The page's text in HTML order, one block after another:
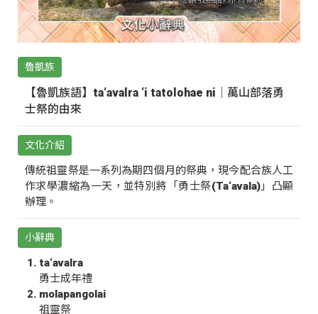
魯凱族
【魯凱族語】ta‘avalra ‘i tatolohae ni｜萬山部落勇
士祭的由來
文化介紹
傳統祖靈祭是一系列為期四個月的祭典，現今配合族人工
作求學濃縮為一天，並特別將「勇士祭(Ta‘avala)」凸顯
辦理。
小辭典
ta‘avalra
勇士成年禮
molapangolai
祖靈祭